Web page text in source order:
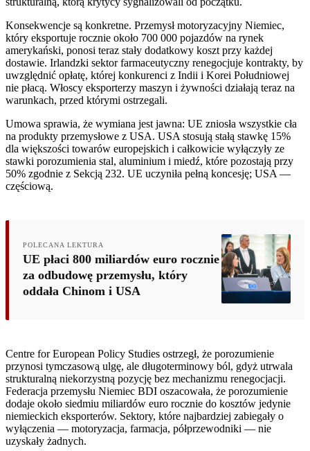
Konsekwencje są konkretne. Przemysł motoryzacyjny Niemiec,
który eksportuje rocznie około 700 000 pojazdów na rynek
amerykański, ponosi teraz stały dodatkowy koszt przy każdej
dostawie. Irlandzki sektor farmaceutyczny renegocjuje kontrakty, by
uwzględnić opłatę, której konkurenci z Indii i Korei Południowej
nie płacą. Włoscy eksporterzy maszyn i żywności działają teraz na
warunkach, przed którymi ostrzegali.
Umowa sprawia, że wymiana jest jawna: UE zniosła wszystkie cła
na produkty przemysłowe z USA. USA stosują stałą stawkę 15%
dla większości towarów europejskich i całkowicie wyłączyły ze
stawki porozumienia stal, aluminium i miedź, które pozostają przy
50% zgodnie z Sekcją 232. UE uczyniła pełną koncesję; USA —
częściową.
POLECANA LEKTURA
UE płaci 800 miliardów euro rocznie
za odbudowę przemysłu, który
oddała Chinom i USA
Centre for European Policy Studies ostrzegł, że porozumienie
przynosi tymczasową ulgę, ale długoterminowy ból, gdyż utrwala
strukturalną niekorzystną pozycję bez mechanizmu renegocjacji.
Federacja przemysłu Niemiec BDI oszacowała, że porozumienie
dodaje około siedmiu miliardów euro rocznie do kosztów jedynie
niemieckich eksporterów. Sektory, które najbardziej zabiegały o
wyłączenia — motoryzacja, farmacja, półprzewodniki — nie
uzyskały żadnych.